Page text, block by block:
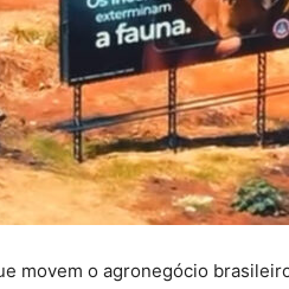
movem o agronegócio